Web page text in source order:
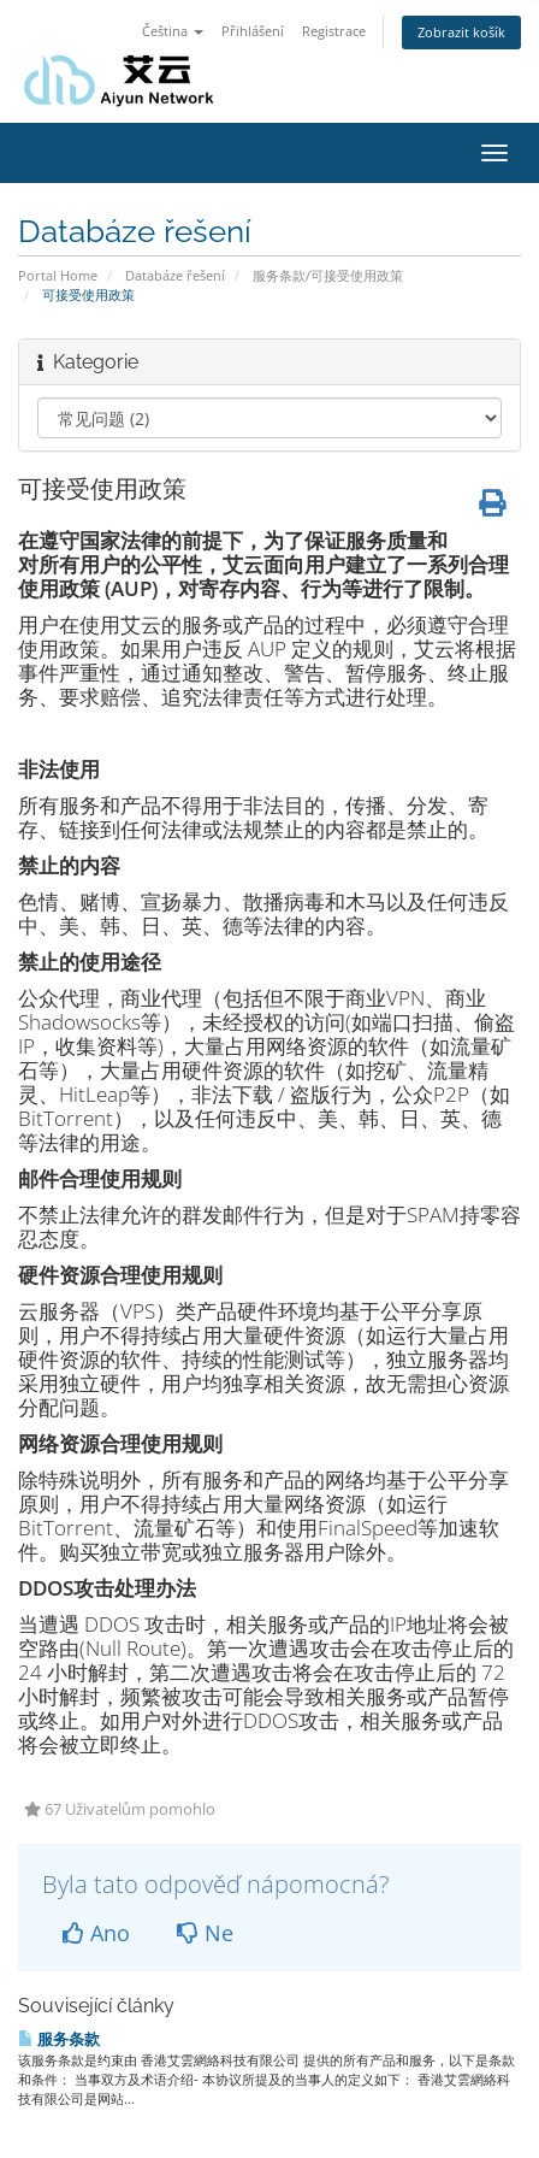
Čeština Přihlášení Registrace Zobrazit košík
Databáze řešení
Portal Home Databáze řešení
服务条款/可接受使用政策
可接受使用政策
Kategorie
可接受使用政策
在遵守国家法律的前提下，为了保证服务质量和
对所有用户的公平性，艾云面向用户建立了一系列合理
使用政策 (AUP)，对寄存内容、行为等进行了限制。
用户在使用艾云的服务或产品的过程中，必须遵守合理
使用政策。如果用户违反 AUP 定义的规则，艾云将根据
事件严重性，通过通知整改、警告、暂停服务、终止服
务、要求赔偿、追究法律责任等方式进行处理。
非法使用
所有服务和产品不得用于非法目的，传播、分发、寄
存、链接到任何法律或法规禁止的内容都是禁止的。
禁止的内容
色情、赌博、宣扬暴力、散播病毒和木马以及任何违反
中、美、韩、日、英、德等法律的内容。
禁止的使用途径
公众代理，商业代理（包括但不限于商业VPN、商业
Shadowsocks等），未经授权的访问(如端口扫描、偷盗
IP，收集资料等)，大量占用网络资源的软件（如流量矿
石等），大量占用硬件资源的软件（如挖矿、流量精
灵、HitLeap等），非法下载 / 盗版行为，公众P2P（如
BitTorrent），以及任何违反中、美、韩、日、英、德
等法律的用途。
邮件合理使用规则
不禁止法律允许的群发邮件行为，但是对于SPAM持零容
忍态度。
硬件资源合理使用规则
云服务器（VPS）类产品硬件环境均基于公平分享原
则，用户不得持续占用大量硬件资源（如运行大量占用
硬件资源的软件、持续的性能测试等），独立服务器均
采用独立硬件，用户均独享相关资源，故无需担心资源
分配问题。
网络资源合理使用规则
除特殊说明外，所有服务和产品的网络均基于公平分享
原则，用户不得持续占用大量网络资源（如运行
BitTorrent、流量矿石等）和使用FinalSpeed等加速软
件。购买独立带宽或独立服务器用户除外。
DDOS攻击处理办法
当遭遇 DDOS 攻击时，相关服务或产品的IP地址将会被
空路由(Null Route)。第一次遭遇攻击会在攻击停止后的
24 小时解封，第二次遭遇攻击将会在攻击停止后的 72
小时解封，频繁被攻击可能会导致相关服务或产品暂停
或终止。如用户对外进行DDOS攻击，相关服务或产品
将会被立即终止。
67 Uživatelům pomohlo
Byla tato odpověď nápomocná?
Ano Ne
Související články
服务条款
该服务条款是约束由 香港艾雲網絡科技有限公司 提供的所有产品和服务，以下是条款
和条件： 当事双方及术语介绍- 本协议所提及的当事人的定义如下： 香港艾雲網絡科
技有限公司是网站...